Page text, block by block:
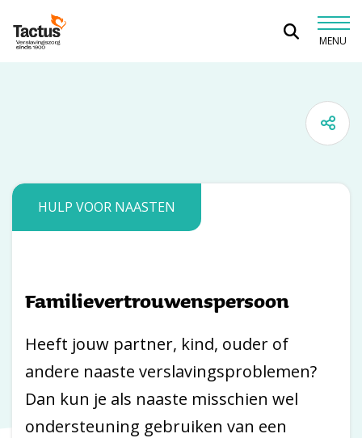
Spring naar content
MENU
HULP VOOR NAASTEN
Familievertrouwenspersoon
Heeft jouw partner, kind, ouder of
andere naaste verslavingsproblemen?
Dan kun je als naaste misschien wel
ondersteuning gebruiken van een